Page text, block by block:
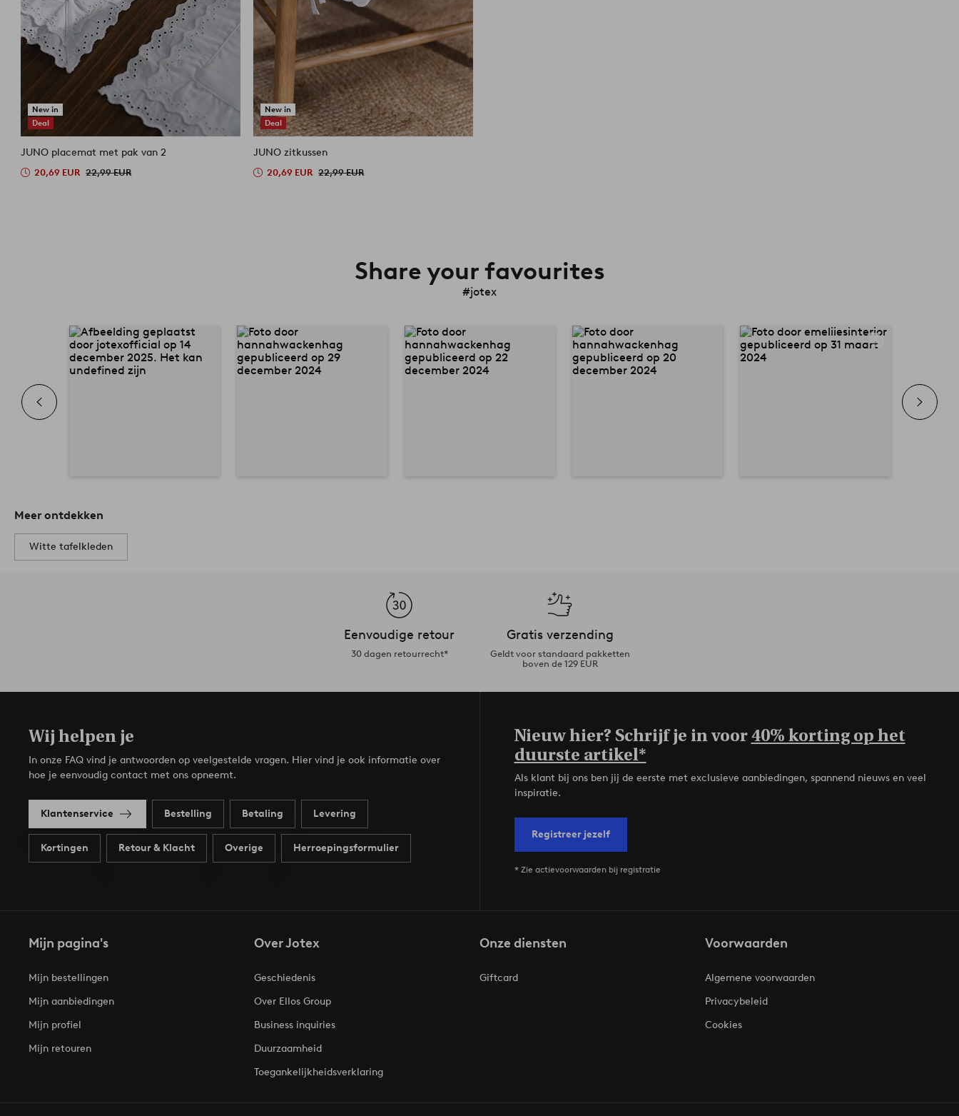
New in
Deal
JUNO placemat met pak van 2
20,69 EUR 22,99 EUR
New in
Deal
JUNO zitkussen
20,69 EUR 22,99 EUR
Share your favourites
#jotex
Meer ontdekken
Witte tafelkleden
Eenvoudige retour
30 dagen retourrecht*
Gratis verzending
Geldt voor standaard pakketten
boven de 129 EUR
Wij helpen je
In onze FAQ vind je antwoorden op veelgestelde vragen. Hier vind je ook informatie over
hoe je eenvoudig contact met ons opneemt.
Klantenservice Bestelling Betaling Levering
Kortingen Retour & Klacht Overige Herroepingsformulier
Nieuw hier? Schrijf je in voor40% korting op het
duurste artikel*
Als klant bij ons ben jij de eerste met exclusieve aanbiedingen, spannend nieuws en veel
inspiratie.
Registreer jezelf
* Zie actievoorwaarden bij registratie
Mijn pagina's
Mijn bestellingen
Mijn aanbiedingen
Mijn profiel
Mijn retouren
Over Jotex
Geschiedenis
Over Ellos Group
Business inquiries
Duurzaamheid
Toegankelijkheidsverklaring
Onze diensten
Giftcard
Voorwaarden
Algemene voorwaarden
Privacybeleid
Cookies